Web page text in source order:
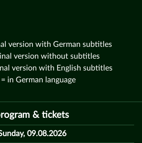
version with German subtitles
version without subtitles
version with English subtitles
= in German language
& tickets
09.08.2026